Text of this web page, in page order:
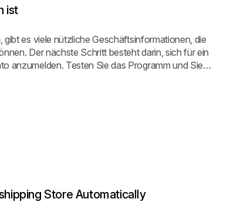
ist
gibt es viele nützliche Geschäftsinformationen, die
Der nächste Schritt besteht darin, sich für ein
anzumelden. Testen Sie das Programm und Sie
Welt entdecken.
Store Automatically